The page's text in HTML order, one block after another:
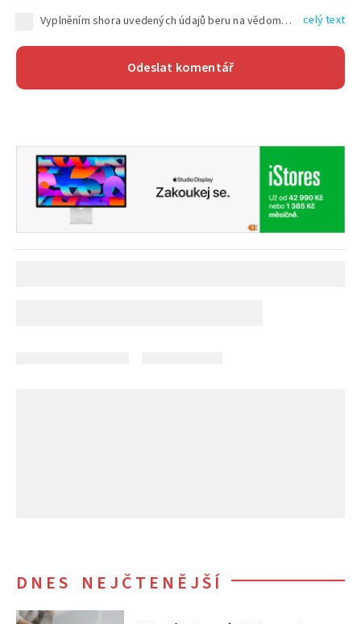
Vyplněním shora uvedených údajů beru na vědomí, že společnost TEXT FACTORY s.r.o., sídlem Brno, Durďákova 336/29, Černá Pole, PSČ: 613 00, IČ: 06157831, zapsané u Krajského soudu v Brně, oddíl C, vložka 100399, bude zpracovávat mé osobní údaje uvedené v rámci mnou vyplněného registračního formuláře na základě oprávněných zájmů TEXT FACTORY s.r.o. dle čl. 6 odst. 1 písm. f) GDPR a pro splnění právních povinností (čl. 6 odst. 1 písm. c) GDPR), a to pro tyto účely: nezbytnost zajistit oprávnění návštěvníka webových stránek provozovaných společností TEXT FACTORY s.r.o. přispívat aktivně ke zveřejněným článkům nebo v rámci diskusních fór a výkon práv TEXT FACTORY s.r.o. jako administrátora těchto diskusních fór. Více informací o zpracování osobních údajů a právech lze nalézt v celý text
DNES NEJČTENĚJŠÍ